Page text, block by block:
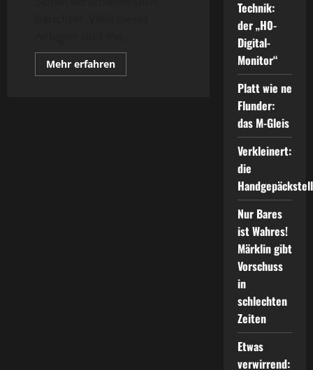
Mehr erfahrenMehr
Informationen
Technik:
der „H0-
Digital-
Monitor“
Platt wie ne
Flunder:
das M-Gleis
Verkleinert:
die
Nur Bares
ist Wahres!
Märklin gibt
Vorschuss
in
schlechten
Zeiten
Etwas
verwirrend: